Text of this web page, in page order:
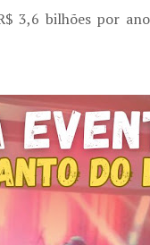
3,6 bilhões por